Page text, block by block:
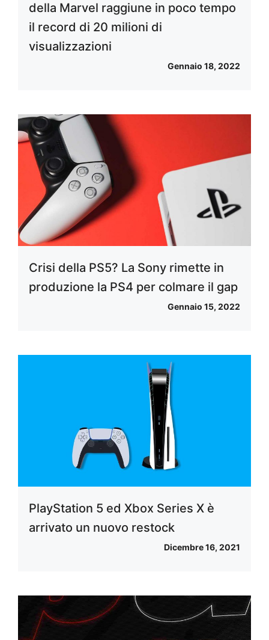
della Marvel raggiune in poco tempo
il record di 20 milioni di
visualizzazioni
Gennaio 18, 2022
Crisi della PS5? La Sony rimette in
produzione la PS4 per colmare il gap
Gennaio 15, 2022
PlayStation 5 ed Xbox Series X è
arrivato un nuovo restock
Dicembre 16, 2021